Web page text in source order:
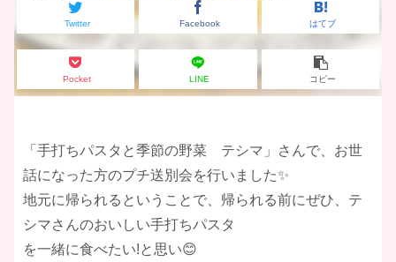
Twitter Facebook はてブ
Pocket LINE コピー
「手打ちパスタと季節の野菜 テシマ」さんで、お世
話になった方のプチ送別会を行いました✨
地元に帰られるということで、帰られる前にぜひ、テ
シマさんのおいしい手打ちパスタ
を一緒に食べたい!と思い😊